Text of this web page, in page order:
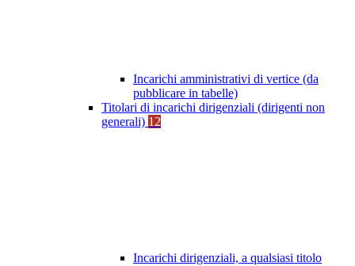
Incarichi amministrativi di vertice (da
pubblicare in tabelle)
Titolari di incarichi dirigenziali (dirigenti non
generali) 12
Incarichi dirigenziali, a qualsiasi titolo